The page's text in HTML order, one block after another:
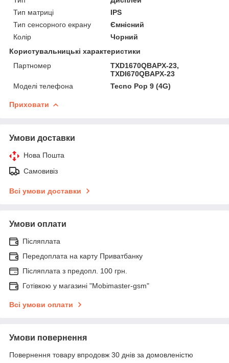
Тип матриці
IPS
Тип сенсорного екрану
Ємнісний
Колір
Чорний
Користувальницькі характеристики
Партномер
TXD1670QBAPX-23,
TXDI670QBAPX-23
Моделі телефона
Tecno Pop 9 (4G)
Приховати
Умови доставки
Нова Пошта
Самовивіз
Всі умови доставки
Умови оплати
Післяплата
Передоплата на карту Приватбанку
Післяплата з предопл. 100 грн.
Готівкою у магазині "Mobimaster-gsm"
Всі умови оплати
Умови повернення
Повернення товару впродовж 30 днів за домовленістю